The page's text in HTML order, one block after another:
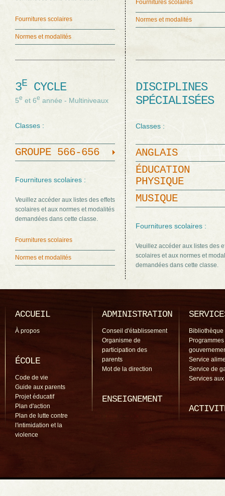
Fournitures scolaires
Normes et modalités
Fournitures scolaires
Normes et modalités
3E CYCLE
5e et 6e année - Multiniveaux
Classes :
GROUPE 566-656
Fournitures scolaires :
Veuillez accéder aux listes des effets
scolaires et aux normes et modalités
demandées dans cette classe.
Fournitures scolaires
Normes et modalités
DISCIPLINES
SPÉCIALISÉES
Classes :
ANGLAIS
ÉDUCATION
PHYSIQUE
MUSIQUE
Fournitures scolaires :
Veuillez accéder aux listes des
scolaires et aux normes et
demandées dans cette classe.
ACCUEIL
À propos
ÉCOLE
Code de vie
Guide aux parents
Projet éducatif
Plan d'action
Plan de lutte contre
l'intimidation et la
violence
ADMINISTRATION
Conseil d'établissement
Organisme de
participation des
parents
Mot de la direction
ENSEIGNEMENT
Bibliothèque
Programmes
Service
Service de
Services